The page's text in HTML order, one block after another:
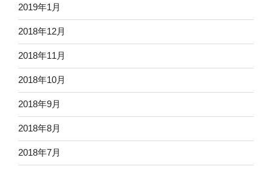
2019年1月
2018年12月
2018年11月
2018年10月
2018年9月
2018年8月
2018年7月